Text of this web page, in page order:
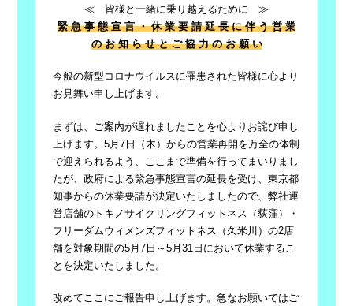
≪ 皆様と一緒に乗り越えるために ≫
緊 急 事 態 宣 言 ・ 休 業 要 請 延 長 に 伴 う営 業
の お 知 ら せ と ご 協 力 の お 願 い
今般の新型コロナウイルスに罹患された皆様に心より
お見舞い申し上げます。
まずは、ご案内が遅れましたことを心よりお詫び申し
上げます。5月7日（木）からの営業再開を万全の体制
で迎えられるよう、ここまで準備を行ってまいりまし
たが、政府による緊急事態宣言の延長を受け、東京都
知事からの休業要請が決定いたしましたので、弊社運
営店舗のトキノサイクリングフィットネス（荻窪）・
フリーダムウィメンズフィットネス（久米川）の2店
舗を対象期間の5月7日～5 月31 日において休業するこ
とを決定いたしました。
改めてここにご報告申し上げます。急なお願いではご